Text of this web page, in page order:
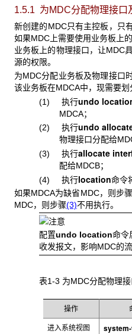
1.5.1 为MDC分配物理接口
新创建的MDC只有主控板，只
如果MDC上需要使用业务板上
业务板上的物理接口，让MDC
源的权限。
为MDC分配业务板及物理接口
该业务板在MDCA中，现需要划
(1) 执行undo
MDCA；
(2) 执行undo
物理接口分配给
(3) 执行allocate
配给MDCB；
(4) 执行location命令
如果MDCA为缺省MDC，则步骤
MDC，则步骤(3)不用执行。
配置undo location命令
收发报文，影响MDC的
表1-3 为MDC分配物理
操作
进入系统视图